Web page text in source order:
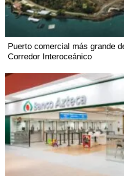
Puerto comercial más grande
Corredor Interoceánico